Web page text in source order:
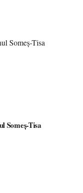
Someș-Tisa